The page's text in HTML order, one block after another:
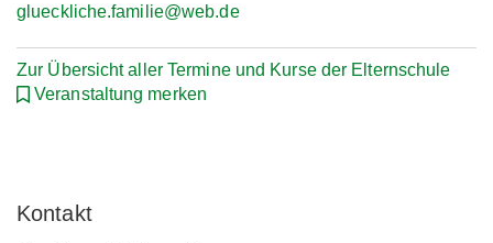
glueckliche.familie@web.de
Zur Übersicht aller Termine und Kurse der Elternschule
Veranstaltung merken
Kontakt